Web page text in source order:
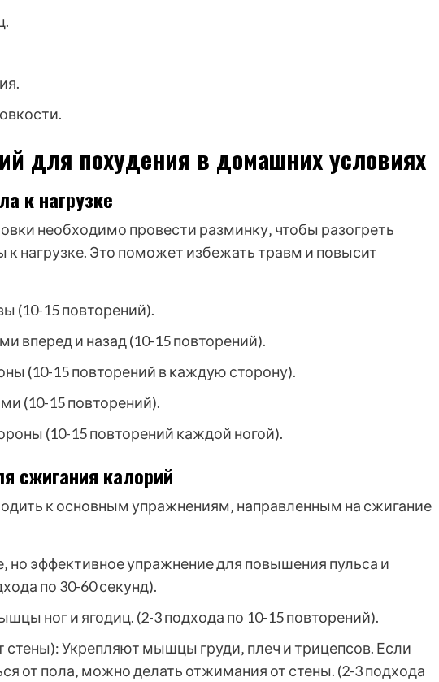
для похудения в домашних условиях
к нагрузке
необходимо провести разминку‚ чтобы разогреть
нагрузке. Это поможет избежать травм и повысит
(10-15 повторений).
вперед и назад (10-15 повторений).
(10-15 повторений в каждую сторону).
(10-15 повторений).
(10-15 повторений каждой ногой).
сжигания калорий
к основным упражнениям‚ направленным на сжигание
но эффективное упражнение для повышения пульса и
по 30-60 секунд).
ног и ягодиц. (2-3 подхода по 10-15 повторений).
Укрепляют мышцы груди‚ плеч и трицепсов. Если
от пола‚ можно делать отжимания от стены. (2-3 подхода